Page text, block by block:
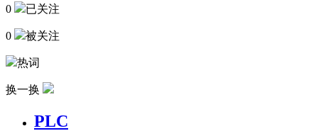
0 已关注
0 被关注
热词
换一换
PLC